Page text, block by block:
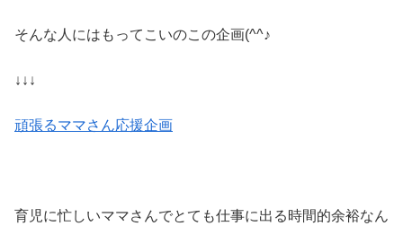
そんな人にはもってこいのこの企画(^^♪
↓↓↓
頑張るママさん応援企画
育児に忙しいママさんでとても仕事に出る時間的余裕なん